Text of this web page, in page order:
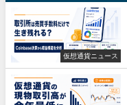
仮想通貨ニュース